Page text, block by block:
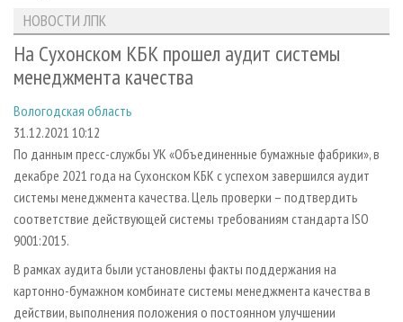
ЛЕСОЗАГОТОВКА
ЛЕСОПИЛЕНИЕ
СУШКА ДРЕВЕСИНЫ
ПРОИЗВОДСТВО ДРЕВЕСНЫХ ПЛИТ
ДЕРЕВЯННОЕ ДОМОСТРОЕНИЕ
ПРОИЗВОДСТВО МЕБЕЛИ
БИОЭНЕРГЕТИКА
ЦБП
ИНСТРУМЕНТ И МАТЕРИАЛЫ
НОВОСТИ ЛПК
НОВОСТИ ЖУРНАЛА
ПРОЕКТЫ ЛПИ
АНАЛИТИКА
ПРЕДПРИЯТИЯ ЛПК
ПЕРСОНЫ
МОБИЛЬНЫЕ ВЫСТАВКИ
ОФИЦИАЛЬНЫЕ ДЕЛЕГАЦИИ
ПРИОРИТЕТНЫЕ ИНВЕСТПРОЕКТЫ
RUSSIAN FORESTRY REVIEW
ГАЗЕТА ЛЕСПРОМФОРУМ
БИБЛИОТЕКА СПЕЦИАЛИСТА
АРХИВ
АРХИВ ЖУРНАЛОВ
О ЖУРНАЛЕ
ПОДПИСКА
КОНТАКТЫ
РЕКЛАМОДАТЕЛЯМ
РЕКЛАМА
РЕКЛАМА НА САЙТЕ
НОВОСТИ ЛПК
На Сухонском КБК прошел аудит системы
менеджмента качества
Вологодская область
31.12.2021 10:12
По данным пресс-службы УК «Объединенные бумажные фабрики», в
декабре 2021 года на Сухонском КБК с успехом завершился аудит
системы менеджмента качества. Цель проверки – подтвердить
соответствие действующей системы требованиям стандарта ISO
9001:2015.
В рамках аудита были установлены факты поддержания на
картонно-бумажном комбинате системы менеджмента качества в
действии, выполнения положения о постоянном улучшении